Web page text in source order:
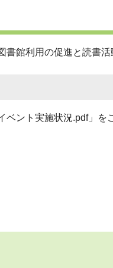
館利用の促進と読書
ント実施状況.pdf」を